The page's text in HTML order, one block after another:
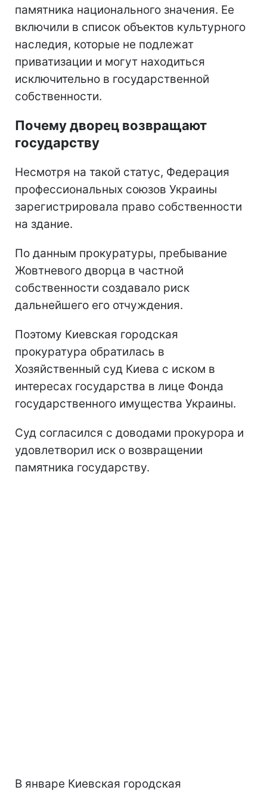
памятника национального значения. Ее
включили в список объектов культурного
наследия, которые не подлежат
приватизации и могут находиться
исключительно в государственной
собственности.
Почему дворец возвращают
государству
Несмотря на такой статус, Федерация
профессиональных союзов Украины
зарегистрировала право собственности
на здание.
По данным прокуратуры, пребывание
Жовтневого дворца в частной
собственности создавало риск
дальнейшего его отчуждения.
Поэтому Киевская городская
прокуратура обратилась в
Хозяйственный суд Киева с иском в
интересах государства в лице Фонда
государственного имущества Украины.
Суд согласился с доводами прокурора и
удовлетворил иск о возвращении
памятника государству.
В январе Киевская городская